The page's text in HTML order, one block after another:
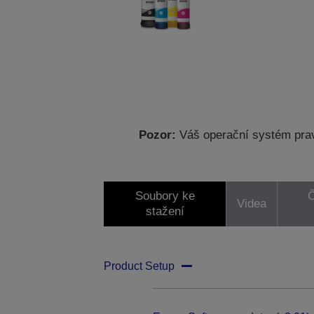
Pozor: Váš operační systém
Soubory ke
stažení
Videa
Product Setup